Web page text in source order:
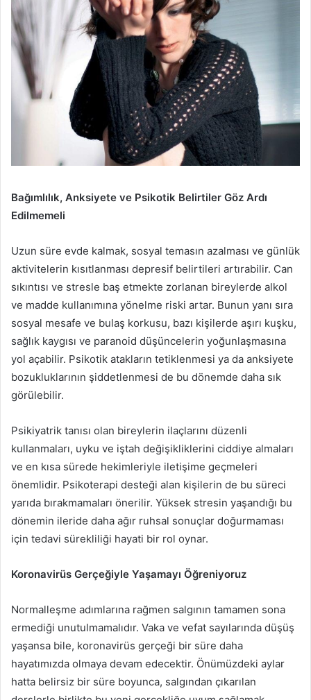
Bağımlılık, Anksiyete ve Psikotik Belirtiler Göz Ardı
Edilmemeli
Uzun süre evde kalmak, sosyal temasın azalması ve günlük
aktivitelerin kısıtlanması depresif belirtileri artırabilir. Can
sıkıntısı ve stresle baş etmekte zorlanan bireylerde alkol
ve madde kullanımına yönelme riski artar. Bunun yanı sıra
sosyal mesafe ve bulaş korkusu, bazı kişilerde aşırı kuşku,
sağlık kaygısı ve paranoid düşüncelerin yoğunlaşmasına
yol açabilir. Psikotik atakların tetiklenmesi ya da anksiyete
bozukluklarının şiddetlenmesi de bu dönemde daha sık
görülebilir.
Psikiyatrik tanısı olan bireylerin ilaçlarını düzenli
kullanmaları, uyku ve iştah değişikliklerini ciddiye almaları
ve en kısa sürede hekimleriyle iletişime geçmeleri
önemlidir. Psikoterapi desteği alan kişilerin de bu süreci
yarıda bırakmamaları önerilir. Yüksek stresin yaşandığı bu
dönemin ileride daha ağır ruhsal sonuçlar doğurmaması
için tedavi sürekliliği hayati bir rol oynar.
Koronavirüs Gerçeğiyle Yaşamayı Öğreniyoruz
Normalleşme adımlarına rağmen salgının tamamen sona
ermediği unutulmamalıdır. Vaka ve vefat sayılarında düşüş
yaşansa bile, koronavirüs gerçeği bir süre daha
hayatımızda olmaya devam edecektir. Önümüzdeki aylar
hatta belirsiz bir süre boyunca, salgından çıkarılan